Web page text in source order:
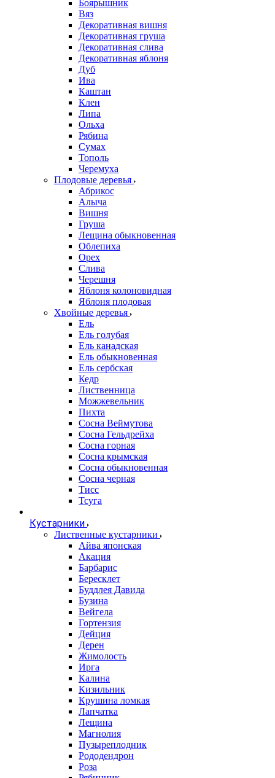
Боярышник
Вяз
Декоративная вишня
Декоративная груша
Декоративная слива
Декоративная яблоня
Дуб
Ива
Каштан
Клен
Липа
Ольха
Рябина
Сумах
Тополь
Черемуха
Плодовые деревья
Абрикос
Алыча
Вишня
Груша
Лещина обыкновенная
Облепиха
Орех
Слива
Черешня
Яблоня колоновидная
Яблоня плодовая
Хвойные деревья
Ель
Ель голубая
Ель канадская
Ель обыкновенная
Ель сербская
Кедр
Лиственница
Можжевельник
Пихта
Сосна Веймутова
Сосна Гельдрейха
Сосна горная
Сосна крымская
Сосна обыкновенная
Сосна черная
Тисс
Тсуга
Кустарники
Лиственные кустарники
Айва японская
Акация
Барбарис
Бересклет
Буддлея Давида
Бузина
Вейгела
Гортензия
Дейция
Дерен
Жимолость
Ирга
Калина
Кизильник
Крушина ломкая
Лапчатка
Лещина
Магнолия
Пузыреплодник
Рододендрон
Роза